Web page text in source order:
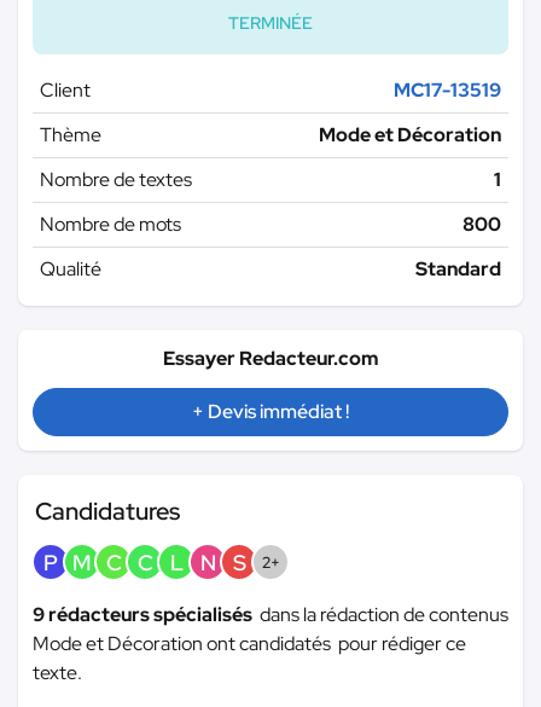
TERMINÉE
Client
MC17-13519
Thème
Mode et Décoration
Nombre de textes
1
Nombre de mots
800
Qualité
Standard
Essayer Redacteur.com
+ Devis immédiat !
Candidatures
P M C C L N S 2+
9 rédacteurs spécialisés dans la rédaction de contenus
Mode et Décoration ont candidatés pour rédiger ce
texte.